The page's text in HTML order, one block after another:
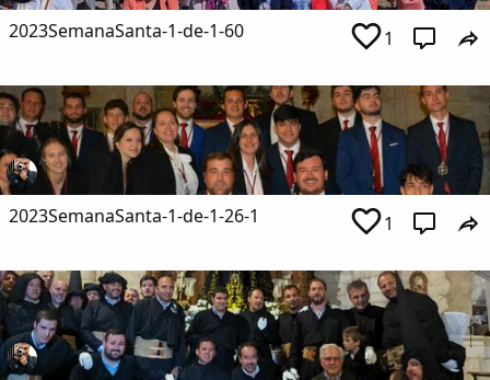
2023SemanaSanta-1-de-1-60 1
2023SemanaSanta-1-de-1-26-1 1